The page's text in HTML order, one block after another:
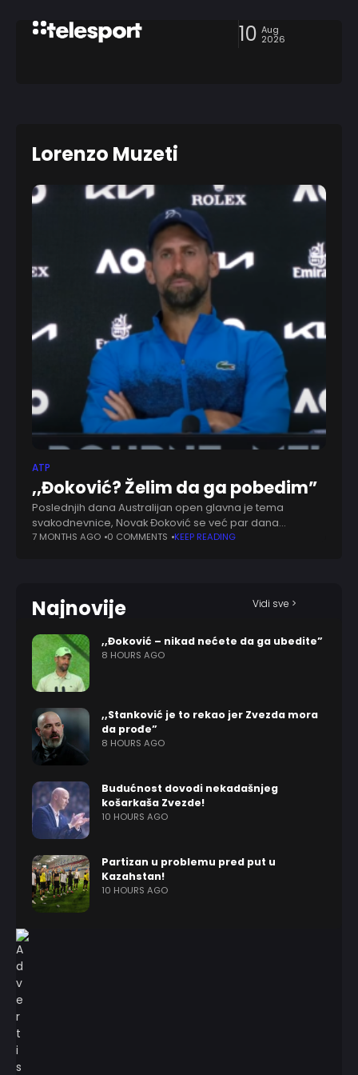
10 Aug
2026
Lorenzo Muzeti
ATP
,,Đoković? Želim da ga pobedim”
Poslednjih dana Australijan open glavna je tema
svakodnevnice, Novak Đoković se već par dana
odmara, neplanirano. Neko s kim je već oformljen
7 MONTHS AGO 0 COMMENTS KEEP READING
Najnovije Vidi sve >
,,Đoković – nikad nećete da ga ubedite”
8 HOURS AGO
,,Stanković je to rekao jer Zvezda mora
da prođe”
8 HOURS AGO
Budućnost dovodi nekadašnjeg
košarkaša Zvezde!
10 HOURS AGO
Partizan u problemu pred put u
Kazahstan!
10 HOURS AGO